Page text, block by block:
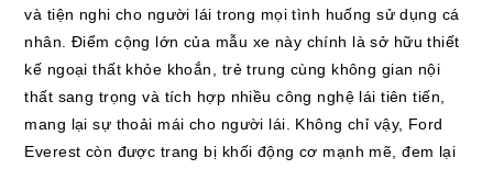
và tiện nghi cho người lái trong mọi tình huống sử dụng cá
nhân. Điểm cộng lớn của mẫu xe này chính là sở hữu thiết
kế ngoại thất khỏe khoắn, trẻ trung cùng không gian nội
thất sang trọng và tích hợp nhiều công nghệ lái tiên tiến,
mang lại sự thoải mái cho người lái. Không chỉ vậy, Ford
Everest còn được trang bị khối động cơ mạnh mẽ, đem lại